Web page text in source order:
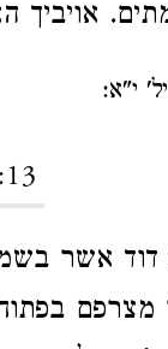
אויביך
י"א:
אשר